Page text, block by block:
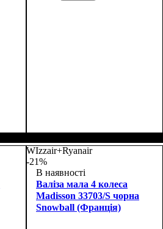
66х44х27
WIzzair+Ryanair
-21%
В наявності
Валіза мала 4 колеса
Madisson 33703/S чорна
Snowball (Франція)